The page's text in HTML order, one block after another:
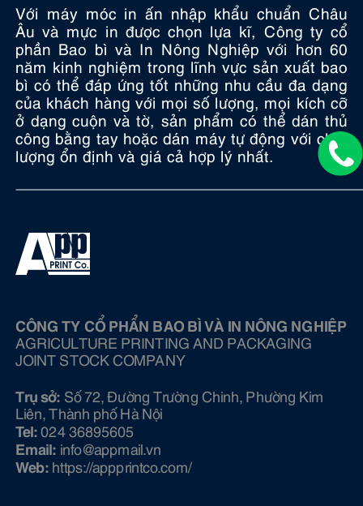
Với máy móc in ấn nhập khẩu chuẩn Châu
Âu và mực in được chọn lựa kĩ, Công ty cổ
phần Bao bì và In Nông Nghiệp với hơn 60
năm kinh nghiệm trong lĩnh vực sản xuất bao
bì có thể đáp ứng tốt những nhu cầu đa dạng
của khách hàng với mọi số lượng, mọi kích cỡ
ở dạng cuộn và tờ, sản phẩm có thể dán thủ
công bằng tay hoặc dán máy tự động với chất
lượng ổn định và giá cả hợp lý nhất.
CÔNG TY CỔ PHẨN BAO BÌ VÀ IN NÔNG NGHIỆP
AGRICULTURE PRINTING AND PACKAGING
JOINT STOCK COMPANY
Trụ sở: Số 72, Đường Trường Chinh, Phường Kim
Liên, Thành phố Hà Nội
Tel:024 36895605
Email: info@ appmail.vn
Web: https://appprintco.com/